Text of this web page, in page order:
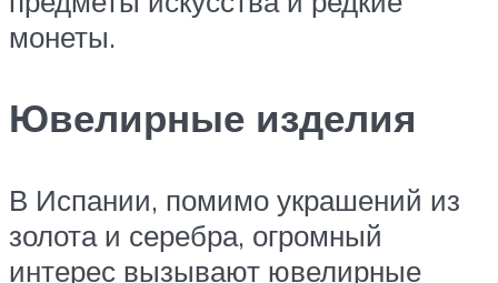
монеты.
Ювелирные изделия
В Испании, помимо украшений из
золота и серебра, огромный
интерес вызывают ювелирные